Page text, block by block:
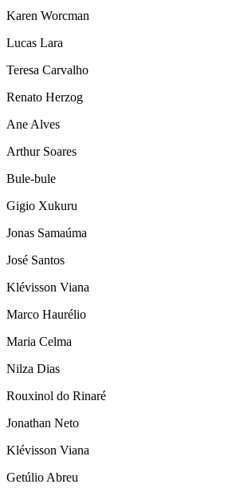
Karen Worcman
Lucas Lara
Teresa Carvalho
Renato Herzog
Ane Alves
Arthur Soares
Bule-bule
Gigio Xukuru
Jonas Samaúma
José Santos
Klévisson Viana
Marco Haurélio
Maria Celma
Nilza Dias
Rouxinol do Rinaré
Jonathan Neto
Klévisson Viana
Getúlio Abreu